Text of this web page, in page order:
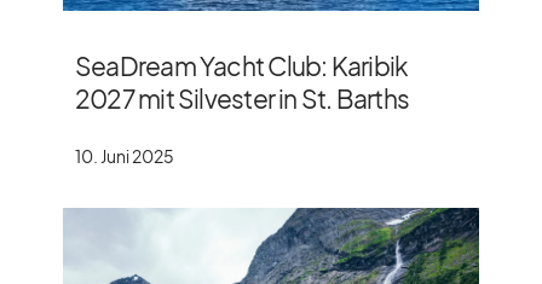
SeaDream Yacht Club: Karibik
2027 mit Silvester in St. Barths
10. Juni 2025